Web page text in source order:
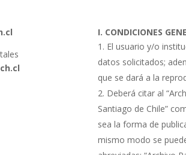
I. CONDICIONES
El usuario y/o
datos solicitados;
que se dará a la
Deberá citar al
Santiago de Chile”
sea la forma de
mismo modo se